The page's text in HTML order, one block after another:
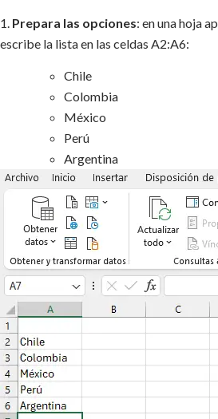
1. Prepara las opciones: en una hoja
escribe la lista en las celdas A2:A6:
Chile
Colombia
México
Perú
Argentina